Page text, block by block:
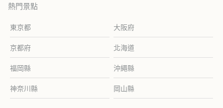
熱門景點
東京都 大阪府
京都府 北海道
福岡縣 沖繩縣
神奈川縣 岡山縣